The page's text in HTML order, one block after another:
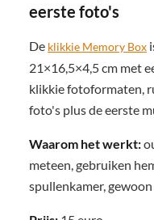
eerste foto's
De klikkie Memory Box
21×16,5×4,5 cm met
klikkie fotoformaten,
foto's plus de eerste
Waarom het werkt:
meteen, gebruiken
spullenkamer,